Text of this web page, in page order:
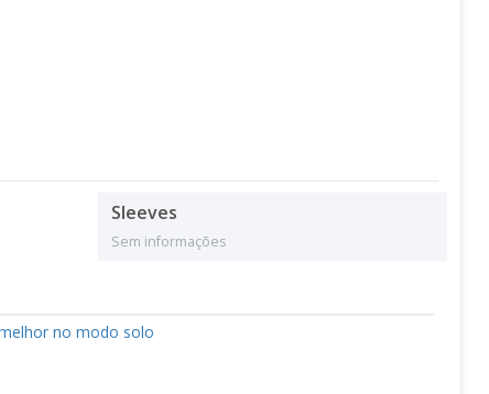
Sleeves
Sem informações
no modo solo